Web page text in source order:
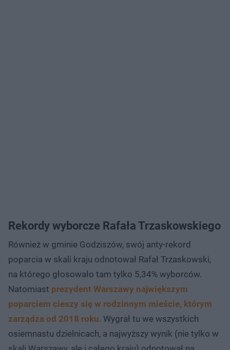
Rekordy wyborcze Rafała Trzaskowskiego
Również w gminie Godziszów, swój anty-rekord
poparcia w skali kraju odnotował Rafał Trzaskowski,
na którego głosowało tam tylko 5,34% wyborców.
Natomiast prezydent Warszawy największym
poparciem cieszy się w rodzinnym mieście, którym
zarządza od 2018 roku. Wygrał tu we wszystkich
osiemnastu dzielnicach, a najwyższy wynik (nie tylko w